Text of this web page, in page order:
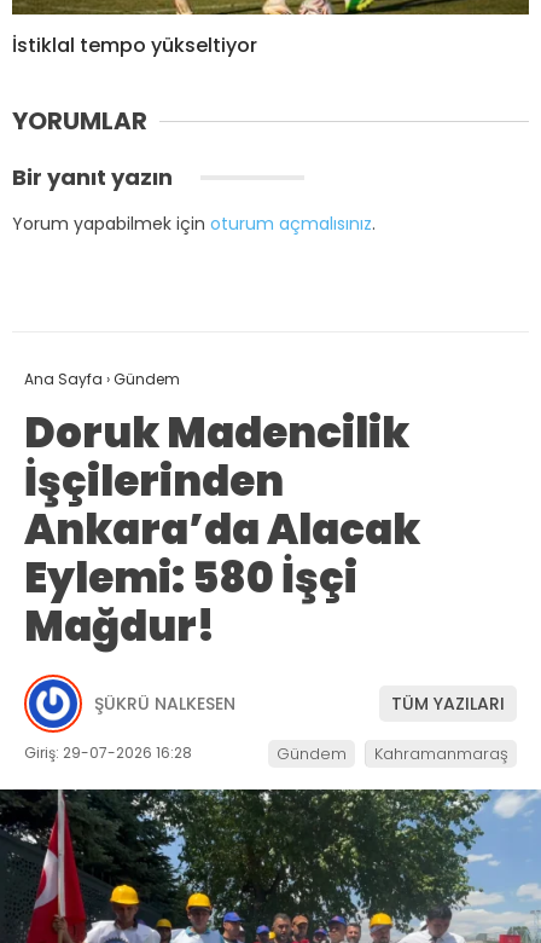
İstiklal tempo yükseltiyor
YORUMLAR
Bir yanıt yazın
Yorum yapabilmek için oturum açmalısınız.
Ana Sayfa ›Gündem
Doruk Madencilik
İşçilerinden
Ankara’da Alacak
Eylemi: 580 İşçi
Mağdur!
ŞÜKRÜ NALKESEN TÜM YAZILARI
Giriş: 29-07-2026 16:28 Gündem Kahramanmaraş